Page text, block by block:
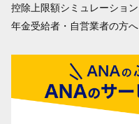
控除上限額シミュレーション
年金受給者・自営業者の方へ